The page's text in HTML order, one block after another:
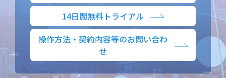
14日間無料トライアル
操作方法・契約内容等のお問い合わ
せ